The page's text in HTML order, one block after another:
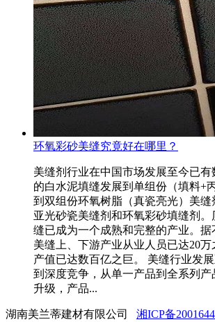
环氧彩砂美缝究竟好在哪里？
美缝剂行业在中国市场发展至今已
的白水泥填缝发展到单组份（填料+
到双组份环氧树脂（真瓷亮光）美缝
亚光砂瓷美缝剂和环氧彩砂填缝剂
缝已成为一个成熟和完整的产业。据
美缝上、下游产业从业人员已达20
产值已达数百亿之巨。 美缝行业发
到深度竞争，从单一产品到全系列
升级，产品...
湖南美兰蒂建材有限公司 湘ICP备